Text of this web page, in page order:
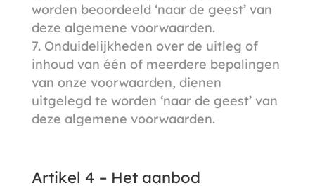
worden beoordeeld ‘naar de geest’ van
deze algemene voorwaarden.
Onduidelijkheden over de uitleg of
inhoud van één of meerdere bepalingen
van onze voorwaarden, dienen
uitgelegd te worden ‘naar de geest’ van
deze algemene voorwaarden.
Artikel 4 – Het aanbod